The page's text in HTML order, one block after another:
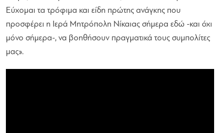
Εύχομαι τα τρόφιμα και είδη πρώτης ανάγκης που
προσφέρει η Ιερά Μητρόπολη Νίκαιας σήμερα εδώ -και όχι
μόνο σήμερα-, να βοηθήσουν πραγματικά τους συμπολίτες
μας».